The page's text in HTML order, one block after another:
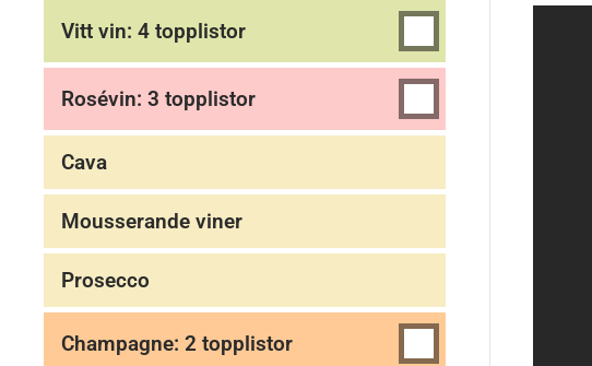
Vitt vin: 4 topplistor
Rosévin: 3 topplistor
Cava
Mousserande viner
Prosecco
Champagne: 2 topplistor